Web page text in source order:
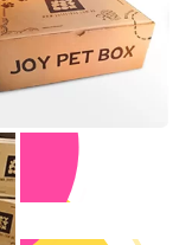
de alegria